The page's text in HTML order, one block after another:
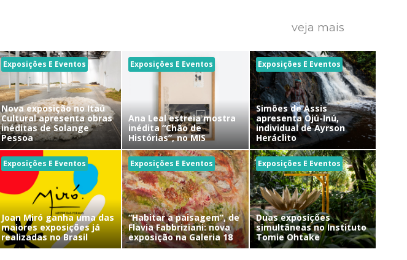
veja mais
Exposições E Eventos
Nova exposição no Itaú
Cultural apresenta obras
inéditas de Solange
Pessoa
Exposições E Eventos
Ana Leal estreia mostra
inédita “Chão de
Histórias”, no MIS
Exposições E Eventos
Simões de Assis
apresenta Ojú-Inú,
individual de Ayrson
Heráclito
Exposições E Eventos
Joan Miró ganha uma das
maiores exposições já
realizadas no Brasil
Exposições E Eventos
“Habitar a paisagem”, de
Flavia Fabbriziani: nova
exposição na Galeria 18
Exposições E Eventos
Duas exposições
simultâneas no Instituto
Tomie Ohtake